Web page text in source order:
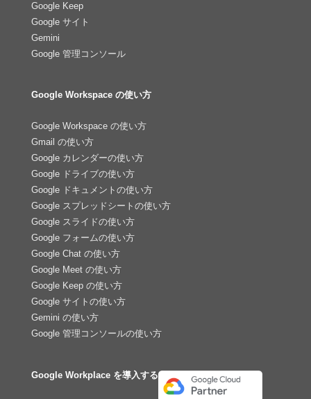
Google Keep
Google サイト
Gemini
Google 管理コンソール
Google Workspace の使い方
Google Workspace の使い方
Gmail の使い方
Google カレンダーの使い方
Google ドライブの使い方
Google ドキュメントの使い方
Google スプレッドシートの使い方
Google スライドの使い方
Google フォームの使い方
Google Chat の使い方
Google Meet の使い方
Google Keep の使い方
Google サイトの使い方
Gemini の使い方
Google 管理コンソールの使い方
Google Workplace を導入する